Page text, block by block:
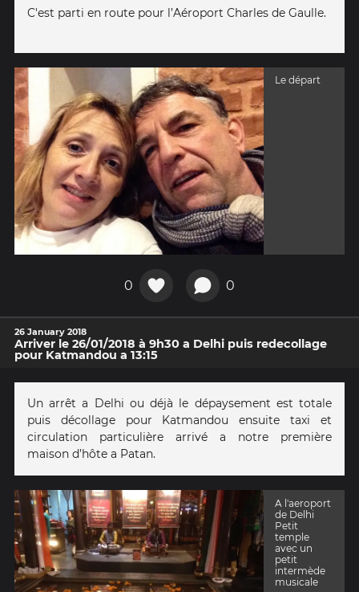
C'est parti en route pour l’Aéroport Charles de Gaulle.
Le départ
0 0
26 January 2018
Arriver le 26/01/2018 à 9h30 a Delhi puis redecollage
pour Katmandou a 13:15
Un arrêt a Delhi ou déjà le dépaysement est totale
puis décollage pour Katmandou ensuite taxi et
circulation particulière arrivé a notre première
maison d’hôte a Patan.
A l'aeroport
de Delhi
Petit
temple
avec un
petit
intermède
musicale